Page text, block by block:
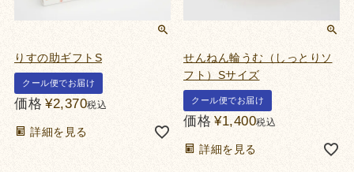
りすの助ギフトS
クール便でお届け
価格 ¥2,370税込
詳細を見る
せんねん輪うむ（しっとりソ
フト）Sサイズ
クール便でお届け
価格 ¥1,400税込
詳細を見る